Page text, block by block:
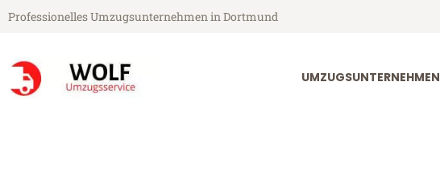
Professionelles Umzugsunternehmen in Dortmund
UMZUGSUNTERNEHMEN